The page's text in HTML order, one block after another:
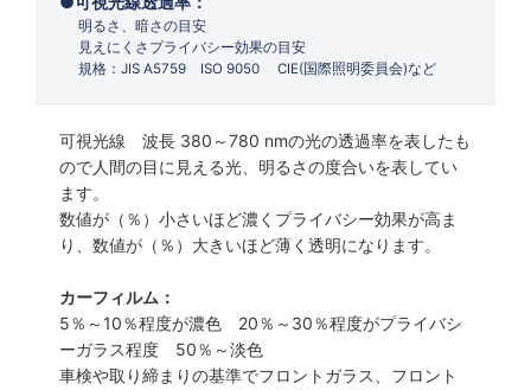
明るさ、暗さの目安
見えにくさプライバシー効果の目安
規格：JIS A5759 ISO 9050 CIE(国際照明委員会)など
可視光線 波長 380～780 nmの光の透過率を表したも
ので人間の目に見える光、明るさの度合いを表してい
ます。
数値が（％）小さいほど濃くプライバシー効果が高ま
り、数値が（％）大きいほど薄く透明になります。
カーフィルム：
5％～10％程度が濃色 20％～30％程度がプライバシ
ーガラス程度 50％～淡色
車検や取り締まりの基準でフロントガラス、フロント